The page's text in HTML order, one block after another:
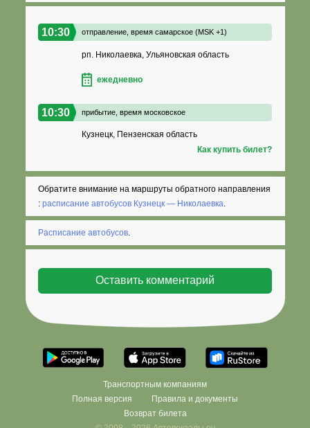
10:30 отправление, время самарское (MSK +1)
рп. Николаевка, Ульяновская область
ежедневно
10:30 прибытие, время московское
Кузнецк, Пензенская область
Как купить билет?
Обратите внимание на маршруты обратного направления
:расписание автобусов Кузнецк — Николаевка
Расписание автобусов
Транспортным компаниям
Полная версия
Правила и документы
Возврат билета